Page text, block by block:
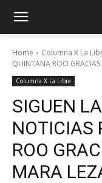
Home Columna X La
QUINTANA ROO GRACIAS
Columna X La Libre
SIGUEN
NOTICIAS
ROO
MARA